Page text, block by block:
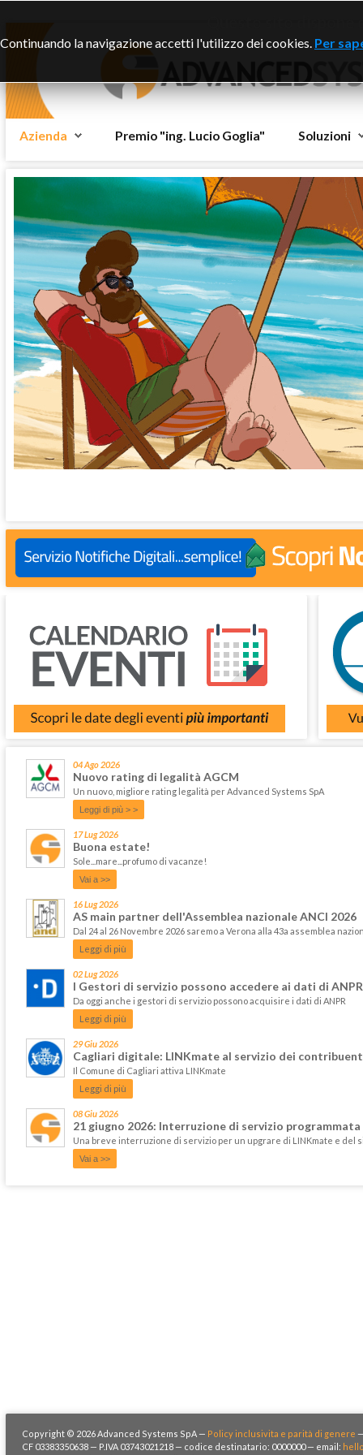
Azienda Premio "ing. Lucio Goglia" Soluzioni
04 Ago 2026
Nuovo rating di legalità AGCM
Un nuovo, migliore rating legalità per Advanced Systems SpA
Leggi di più > >
17 Lug 2026
Buona estate!
Sole...mare...profumo di vacanze!
Vai a >>
16 Lug 2026
AS main partner dell'Assemblea nazionale ANCI 2026
Dal 24 al 26 Novembre 2026 saremo a Verona alla 43a assemblea
Leggi di più
02 Lug 2026
I Gestori di servizio possono accedere ai dati di ANPR
Da oggi anche i gestori di servizio possono acquisire i dati di ANPR
Leggi di più
29 Giu 2026
Cagliari digitale: LINKmate al servizio dei
Il Comune di Cagliari attiva LINKmate
Leggi di più
08 Giu 2026
21 giugno 2026: Interruzione di servizio programmata
Una breve interruzione di servizio per un upgrare di LINKmate e del
Vai a >>
Copyright © 2026 Advanced Systems SpA — Policy inclusivita e parità di genere
CF 03383350638 — P.IVA 03743021218 — codice destinatario: 0000000 — email:
Continuando la navigazione accetti l'utilizzo dei cookies. Per